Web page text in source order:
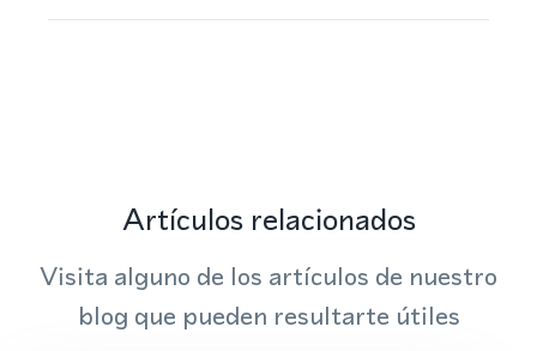
Artículos relacionados
Visita alguno de los artículos de nuestro
blog que pueden resultarte útiles